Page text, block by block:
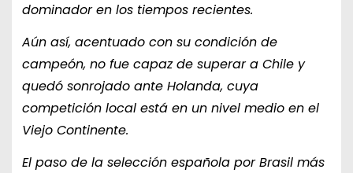
dominador en los tiempos recientes.
Aún así, acentuado con su condición de
campeón, no fue capaz de superar a Chile y
quedó sonrojado ante Holanda, cuya
competición local está en un nivel medio en el
Viejo Continente.
El paso de la selección española por Brasil más